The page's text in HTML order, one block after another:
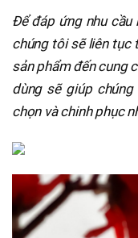
Để đáp ứng nhu cầu
chúng tôi sẽ liên tục
sản phẩm đến cung
dùng sẽ giúp
chọn và chinh phục